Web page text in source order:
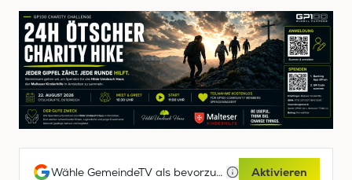
Wähle GemeindeTV als bevorzugte Google-Quelle Aktivieren